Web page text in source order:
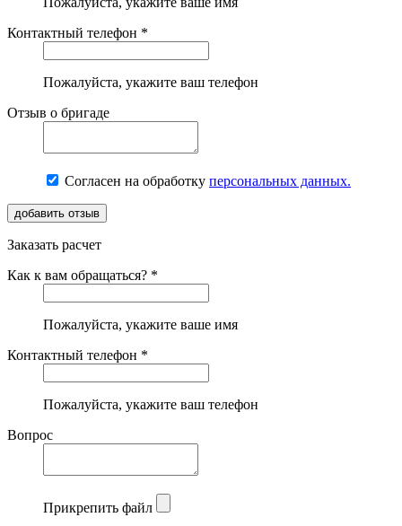
Контактный телефон *
Пожалуйста, укажите ваш телефон
Отзыв о бригаде
Согласен на обработку персональных данных.
Заказать расчет
Как к вам обращаться? *
Пожалуйста, укажите ваше имя
Контактный телефон *
Пожалуйста, укажите ваш телефон
Вопрос
Прикрепить файл